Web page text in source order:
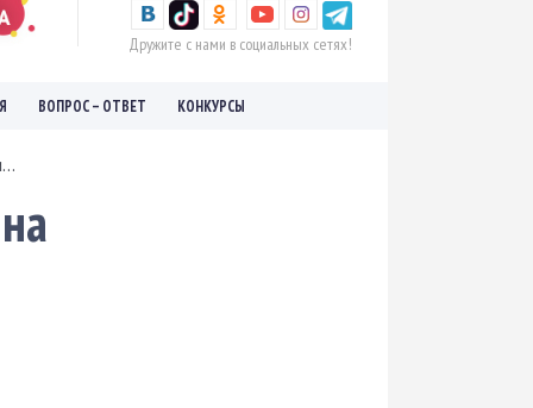
Дружите с нами в социальных сетях!
ВОПРОС – ОТВЕТ КОНКУРСЫ